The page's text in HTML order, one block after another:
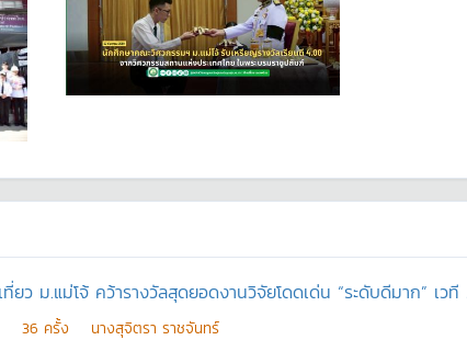
ว ม.แม่โจ้ คว้ารางวัลสุดยอดงานวิจัยโดดเด่น “ระดับดีมาก” เว
36 ครั้ง นางสุจิตรา ราชจันทร์